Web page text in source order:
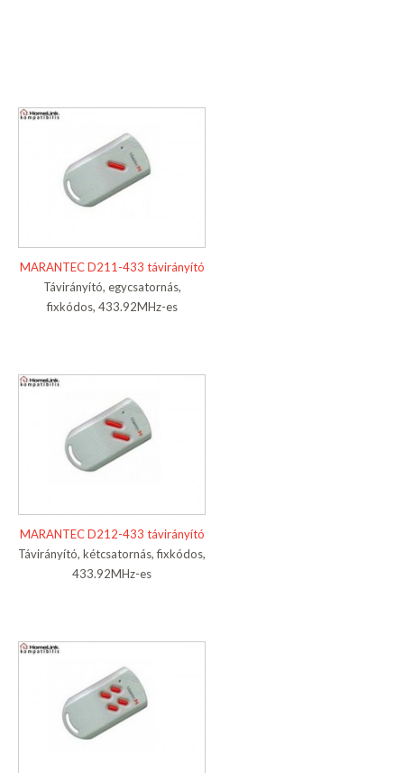
MARANTEC D211-433 távirányító
Távirányító, egycsatornás,
fixkódos, 433.92MHz-es
MARANTEC D212-433 távirányító
Távirányító, kétcsatornás, fixkódos,
433.92MHz-es